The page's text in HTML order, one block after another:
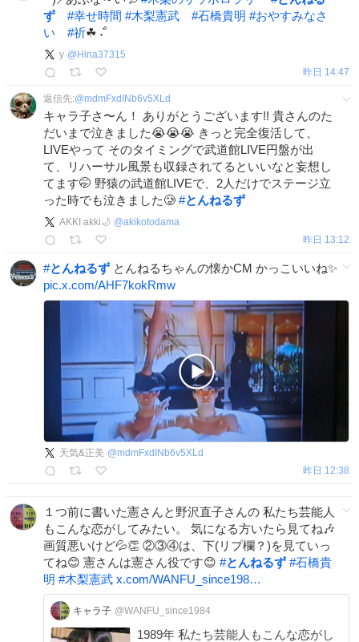
ず
#幸せ時間 #木梨憲武 #石橋貴明 #おやすみなさ
い
#祈☘︎ ݁˖˚
y @ Hina37315
昨日 14:47
返信先:@mdmFxdINb6v5XLd
キャラ子さ〜ん！ ありがとうございます!! 貴さんのた
だいまで泣きました😭😭😭 きっと完全復活して、
LIVEやって そのタイミングで武道館LIVE円盤が出
て、リハーサル風景も収録されてるといいなと妄想し
てます🤭 野猿の武道館LIVEで、2人だけでステージ立
った時でも泣きました🥲 #とんねるず
AKKI akki🌙 @akikotodama
昨日 13:12
#とんねるず とんねるちゃんの懐かCM かっこいいね✨
pic.x.com/AHF7kokRmw
天気&正美 @mdmFxdINb6v5XLd
昨日 12:38
１つ前に書いた憲さんと野沢直子さんの 私たち芸能人
もこんな恋がしてみたい。 気になる方いたら見てね🎶
画質悪いけど💦👏 ②③④は、下(リプ欄？)を見ていっ
てね😊 憲さんは憲さん役です😊 #とんねるず #石橋貴
明 #木梨憲武 x.com/WANFU_since198…
キャラ子 @WANFU_since1984
1989年 私たち芸能人もこんな恋がし